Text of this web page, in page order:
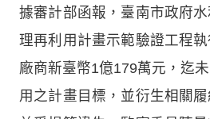
據審計部函報，臺南市政府
理再利用計畫示範驗證工程
廠商新臺幣1億179萬元，迄
用之計畫目標，並衍生相關